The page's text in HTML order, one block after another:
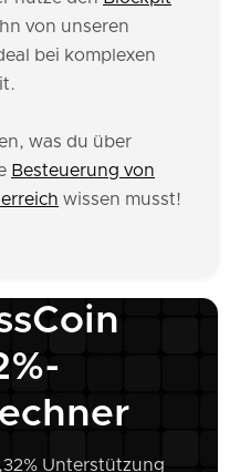
von unseren
bei komplexen
was du über
Besteuerung von
wissen musst!
Unterstützung